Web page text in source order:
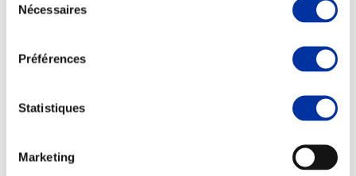
Nécessaires
Préférences
Statistiques
Marketing